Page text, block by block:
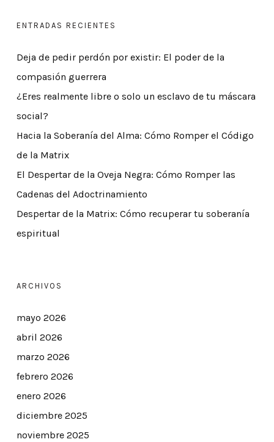
ENTRADAS RECIENTES
Deja de pedir perdón por existir: El poder de la
compasión guerrera
¿Eres realmente libre o solo un esclavo de tu máscara
social?
Hacia la Soberanía del Alma: Cómo Romper el Código
de la Matrix
El Despertar de la Oveja Negra: Cómo Romper las
Cadenas del Adoctrinamiento
Despertar de la Matrix: Cómo recuperar tu soberanía
espiritual
ARCHIVOS
mayo 2026
abril 2026
marzo 2026
febrero 2026
enero 2026
diciembre 2025
noviembre 2025